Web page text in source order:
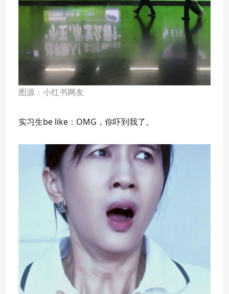
图源：小红书网友
实习生be like：OMG，你吓到我了。